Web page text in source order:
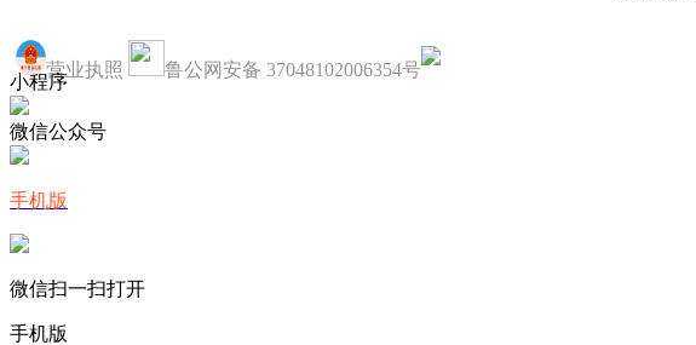
营业执照 鲁公网安备 37048102006354号
小程序
微信公众号
手机版
微信扫一扫打开
手机版